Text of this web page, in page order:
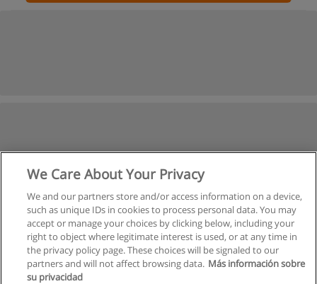
We Care About Your Privacy
We and our partners store and/or access information on a device,
such as unique IDs in cookies to process personal data. You may
accept or manage your choices by clicking below, including your
right to object where legitimate interest is used, or at any time in
the privacy policy page. These choices will be signaled to our
partners and will not affect browsing data. Más información sobre
su privacidad